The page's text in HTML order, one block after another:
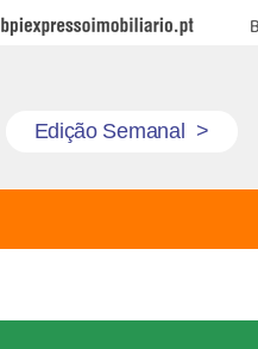
BPI Expresso Imobiliário
Edição Semanal >